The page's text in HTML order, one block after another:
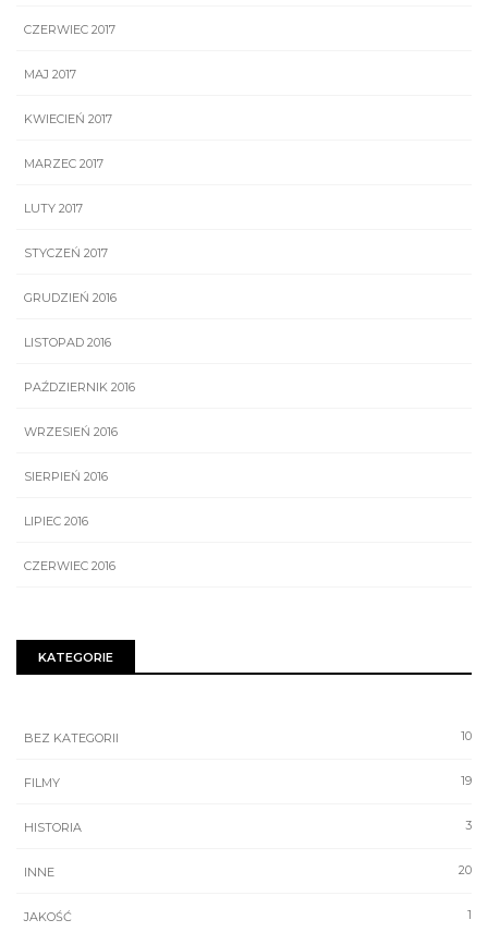
CZERWIEC 2017
MAJ 2017
KWIECIEŃ 2017
MARZEC 2017
LUTY 2017
STYCZEŃ 2017
GRUDZIEŃ 2016
LISTOPAD 2016
PAŹDZIERNIK 2016
WRZESIEŃ 2016
SIERPIEŃ 2016
LIPIEC 2016
CZERWIEC 2016
KATEGORIE
10
BEZ KATEGORII
19
FILMY
3
HISTORIA
20
INNE
1
JAKOŚĆ